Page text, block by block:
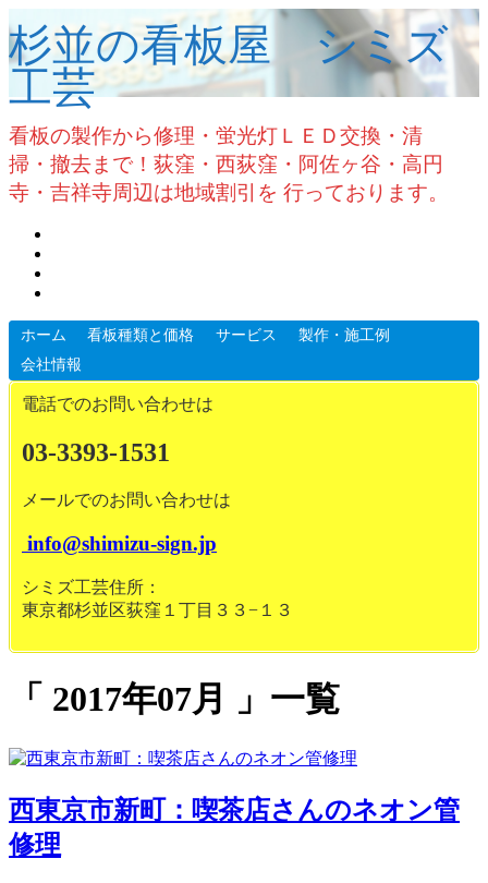
杉並の看板屋 シミズ
工芸
看板の製作から修理・蛍光灯ＬＥＤ交換・清
掃・撤去まで！荻窪・西荻窪・阿佐ヶ谷・高円
寺・吉祥寺周辺は地域割引を 行っております。
ホーム 看板種類と価格 サービス
製作・施工例
会社情報
電話でのお問い合わせは
03-3393-1531
メールでのお問い合わせは
info@shimizu-sign.jp
シミズ工芸住所：
東京都杉並区荻窪１丁目３３−１３
2017年07月 一覧
西東京市新町：喫茶店さんのネオン管
修理